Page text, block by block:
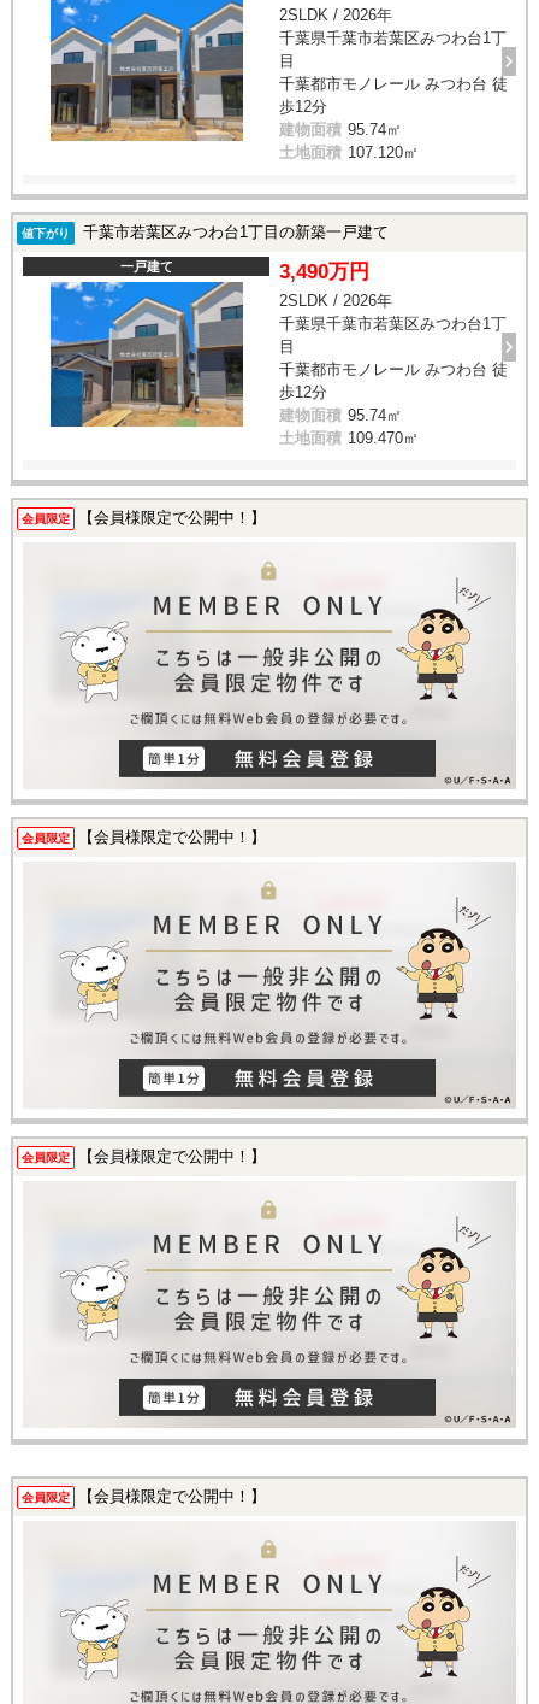
2SLDK / 2026年
千葉県千葉市若葉区みつわ台1丁
目
千葉都市モノレール みつわ台 徒
歩12分
建物面積 95.74㎡
土地面積 107.120㎡
値下がり 千葉市若葉区みつわ台1丁目の新築一戸建て
一戸建て 3,490万円
2SLDK / 2026年
千葉県千葉市若葉区みつわ台1丁
目
千葉都市モノレール みつわ台 徒
歩12分
建物面積 95.74㎡
土地面積 109.470㎡
会員限定 【会員様限定で公開中！】
会員限定 【会員様限定で公開中！】
会員限定 【会員様限定で公開中！】
会員限定 【会員様限定で公開中！】